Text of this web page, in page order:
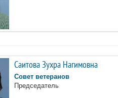
Саитова Зухра Нагимовна
Совет ветеранов
Председатель